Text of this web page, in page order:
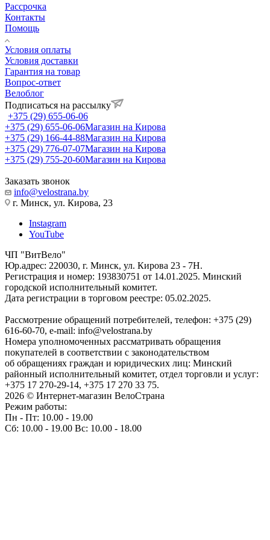
Рассрочка
Контакты
Помощь
Условия оплаты
Условия доставки
Гарантия на товар
Вопрос-ответ
Велоблог
Подписаться на рассылку
+375 (29) 655-06-06
+375 (29) 655-06-06Магазин на Кирова
+375 (29) 166-44-88Магазин на Кирова
+375 (29) 776-07-07Магазин на Кирова
+375 (29) 755-20-60Магазин на Кирова
Заказать звонок
info@velostrana.by
г. Минск, ул. Кирова, 23
Instagram
YouTube
ЧП "ВитВело"
Юр.адрес: 220030, г. Минск, ул. Кирова 23 - 7Н.
Регистрация и номер: 193830751 от 14.01.2025. Минский
городской исполнительный комитет.
Дата регистрации в торговом реестре: 05.02.2025.
Рассмотрение обращений потребителей, телефон: +375 (29)
616-60-70, e-mail: info@velostrana.by
Номера уполномоченных рассматривать обращения
покупателей в соответствии с законодательством
об обращениях граждан и юридических лиц: Минский
районный исполнительный комитет, отдел торговли и услуг:
+375 17 270-29-14, +375 17 270 33 75.
2026 © Интернет-магазин ВелоСтрана
Режим работы:
Пн - Пт: 10.00 - 19.00
Сб: 10.00 - 19.00 Вс: 10.00 - 18.00